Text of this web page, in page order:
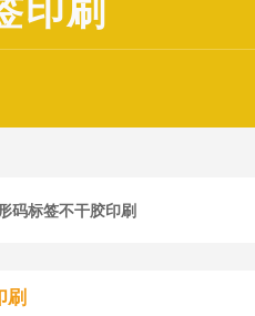
码标签不干胶印刷
刷